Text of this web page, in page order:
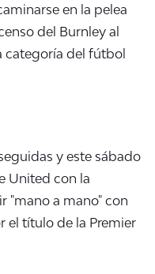
en la pelea
del Burnley al
categoría del fútbol
y este sábado
United con la
"mano a mano" con
el título de la Premier